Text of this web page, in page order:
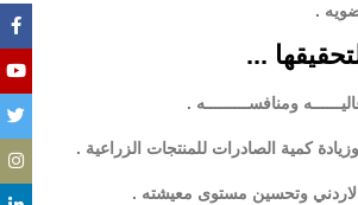
.
...
ومنافســـــــــه .
كمية الصادرات للمنتجات الزراعية .
وتحسين مستوى معيشته .